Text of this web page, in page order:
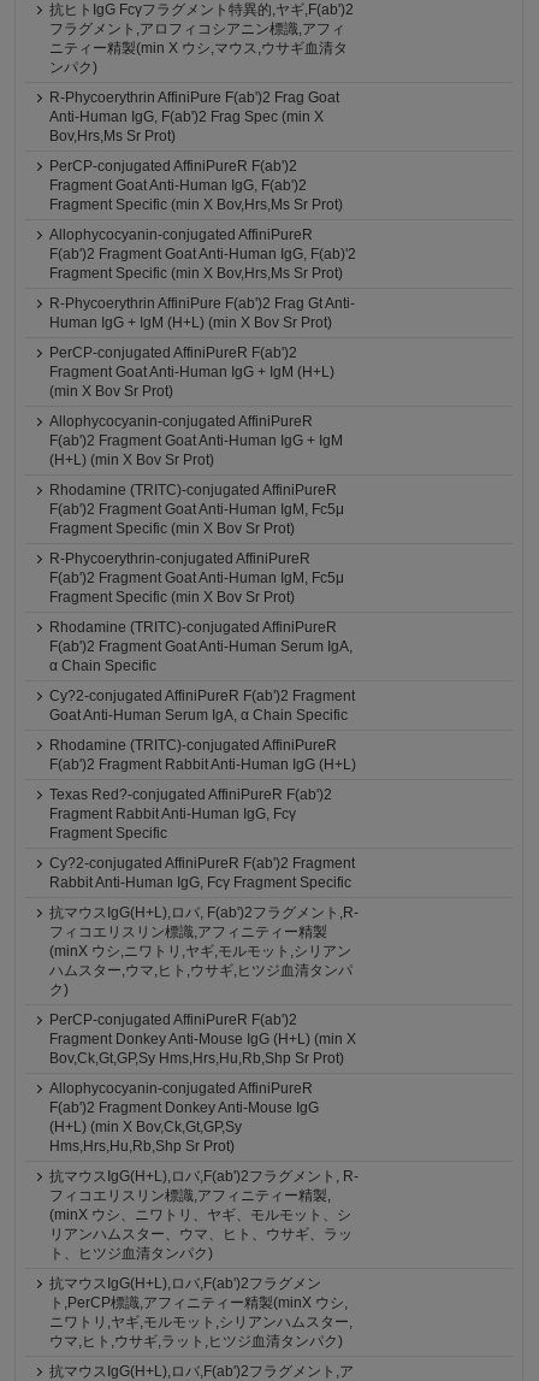
抗ヒトIgG Fcγフラグメント特異的,ヤギ,F(ab')2
フラグメント,アロフィコシアニン標識,アフィ
ニティー精製(min X ウシ,マウス,ウサギ血清タ
ンパク)
R-Phycoerythrin AffiniPure F(ab')2 Frag Goat
Anti-Human IgG, F(ab')2 Frag Spec (min X
Bov,Hrs,Ms Sr Prot)
PerCP-conjugated AffiniPureR F(ab')2
Fragment Goat Anti-Human IgG, F(ab')2
Fragment Specific (min X Bov,Hrs,Ms Sr Prot)
Allophycocyanin-conjugated AffiniPureR
F(ab')2 Fragment Goat Anti-Human IgG, F(ab)'2
Fragment Specific (min X Bov,Hrs,Ms Sr Prot)
R-Phycoerythrin AffiniPure F(ab')2 Frag Gt Anti-
Human IgG + IgM (H+L) (min X Bov Sr Prot)
PerCP-conjugated AffiniPureR F(ab')2
Fragment Goat Anti-Human IgG + IgM (H+L)
(min X Bov Sr Prot)
Allophycocyanin-conjugated AffiniPureR
F(ab')2 Fragment Goat Anti-Human IgG + IgM
(H+L) (min X Bov Sr Prot)
Rhodamine (TRITC)-conjugated AffiniPureR
F(ab')2 Fragment Goat Anti-Human IgM, Fc5μ
Fragment Specific (min X Bov Sr Prot)
R-Phycoerythrin-conjugated AffiniPureR
F(ab')2 Fragment Goat Anti-Human IgM, Fc5μ
Fragment Specific (min X Bov Sr Prot)
Rhodamine (TRITC)-conjugated AffiniPureR
F(ab')2 Fragment Goat Anti-Human Serum IgA,
α Chain Specific
Cy?2-conjugated AffiniPureR F(ab')2 Fragment
Goat Anti-Human Serum IgA, α Chain Specific
Rhodamine (TRITC)-conjugated AffiniPureR
F(ab')2 Fragment Rabbit Anti-Human IgG (H+L)
Texas Red?-conjugated AffiniPureR F(ab')2
Fragment Rabbit Anti-Human IgG, Fcγ
Fragment Specific
Cy?2-conjugated AffiniPureR F(ab')2 Fragment
Rabbit Anti-Human IgG, Fcγ Fragment Specific
抗マウスIgG(H+L),ロバ, F(ab')2フラグメント,R-
フィコエリスリン標識,アフィニティー精製
(minX ウシ,ニワトリ,ヤギ,モルモット,シリアン
ハムスター,ウマ,ヒト,ウサギ,ヒツジ血清タンパ
ク)
PerCP-conjugated AffiniPureR F(ab')2
Fragment Donkey Anti-Mouse IgG (H+L) (min X
Bov,Ck,Gt,GP,Sy Hms,Hrs,Hu,Rb,Shp Sr Prot)
Allophycocyanin-conjugated AffiniPureR
F(ab')2 Fragment Donkey Anti-Mouse IgG
(H+L) (min X Bov,Ck,Gt,GP,Sy
Hms,Hrs,Hu,Rb,Shp Sr Prot)
抗マウスIgG(H+L),ロバ,F(ab')2フラグメント, R-
フィコエリスリン標識,アフィニティー精製,
(minX ウシ、ニワトリ、ヤギ、モルモット、シ
リアンハムスター、ウマ、ヒト、ウサギ、ラッ
ト、ヒツジ血清タンパク)
抗マウスIgG(H+L),ロバ,F(ab')2フラグメン
ト,PerCP標識,アフィニティー精製(minX ウシ,
ニワトリ,ヤギ,モルモット,シリアンハムスター,
ウマ,ヒト,ウサギ,ラット,ヒツジ血清タンパク)
抗マウスIgG(H+L),ロバ,F(ab')2フラグメント,ア